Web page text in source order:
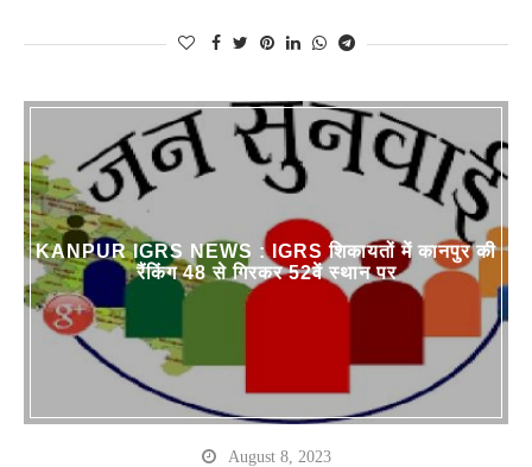
KANPUR IGRS NEWS : IGRS शिकायतों में कानपुर की
रैंकिंग 48 से गिरकर 52वें स्थान पर
August 8, 2023